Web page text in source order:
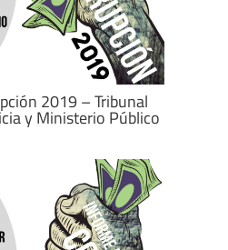
2019 – Tribunal
y Ministerio Público